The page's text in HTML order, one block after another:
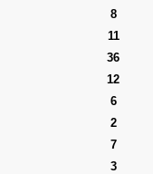
8
11
36
12
6
2
7
3